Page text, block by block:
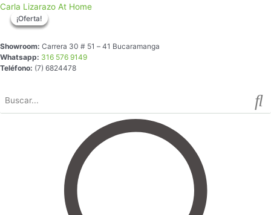
Ir
Carla Lizarazo At Home
Showroom: Carrera 30 # 51 – 41 Bucaramanga
Whatsapp: 316 576 9149
Teléfono: (7) 6824478
Bowl
Decorativo
de
Mármol
cantidad
¡Oferta!
¡Oferta!
El
era:
$598.000.
es:
¡Oferta!
¡Oferta!
El
era:
$2.498.000.
es: